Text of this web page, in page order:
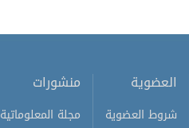
العضوية
شروط العضوية
منشورات
مجلة المعلوماتية